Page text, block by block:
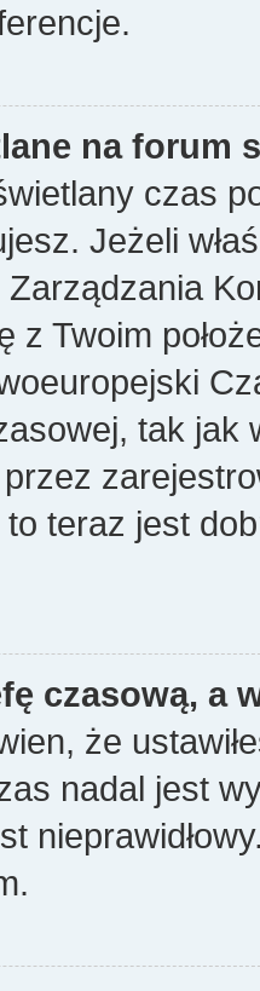
na forum
czas
Jeżeli
z Twoim
tak jak
teraz jest
czasową, a
że
nadal jest